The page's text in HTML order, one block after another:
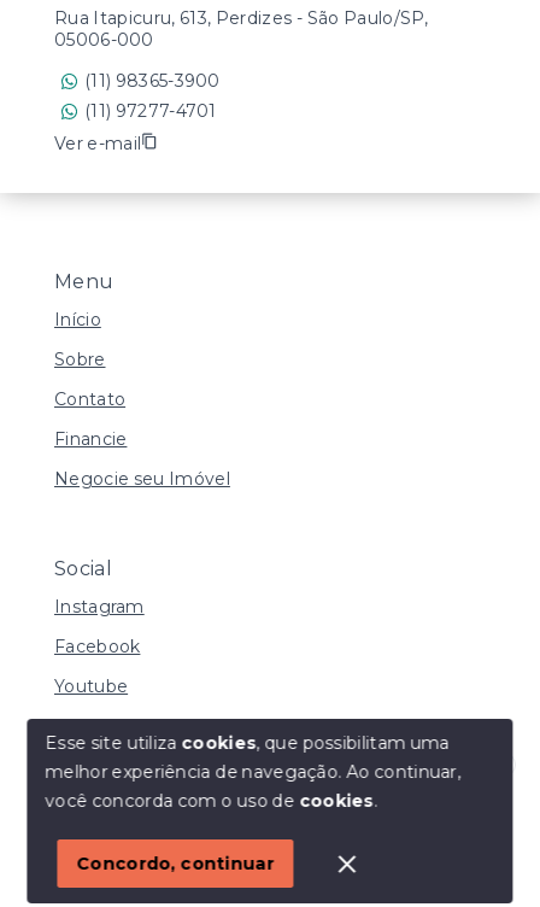
Olá! Estamos disponíveis para te ajudar.
Menu
Início
Sobre
Contato
Financie
Negocie seu Imóvel
Social
Instagram
Facebook
Youtube
© Copyright 2026 - I URBE CONSULTORIA
IMOBILIÁRIA | CRECI 33.934 J - Todos os direitos
SITE PARA IMOBILIARIA
Rua Itapicuru, 613, Perdizes - São Paulo/SP,
05006-000
(11) 98365-3900
(11) 97277-4701
Ver e-mail
Esse site utiliza cookies, que possibilitam uma
melhor experiência de navegação.Ao continuar,
você concorda com o uso de cookies.
Concordo, continuar